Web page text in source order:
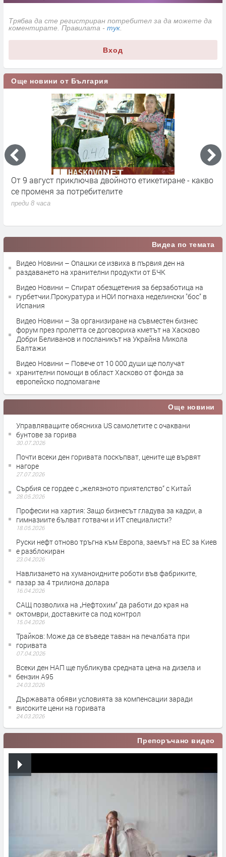
Трябва да сте регистриран потребител за да можете да
коментирате. Правилата - тук
Вход
Още новини от България
От 9 август приключва двойното етикетиране - какво
се променя за потребителите
преди 8 часа
Видеа по темата
Видео Новини – Опашки се извиха в първия ден на
раздаването на хранителни продукти от БЧК
Видео Новини – Спират обезщетения за берзаботица на
гурбетчии.Прокуратура и НОИ погнаха неделински "бос" в
Испания
Видео Новини – За организиране на съвместен бизнес
форум през пролетта се договориха кметът на Хасково
Добри Беливанов и посланикът на Украйна Микола
Балтажи
Видео Новини – Повече от 10 000 души ще получат
хранителни помощи в област Хасково от фонда за
европейско подпомагане
Още новини
Управляващите обясниха US самолетите с очаквани
бунтове за горива
30.07.2026
Почти всеки ден горивата поскъпват, цените ще вървят
нагоре
27.07.2026
Сърбия се гордее с „желязното приятелство“ с Китай
28.05.2026
Професии на хартия: Защо бизнесът гладува за кадри, а
гимназиите бълват готвачи и ИТ специалисти?
18.05.2026
Руски нефт отново тръгна към Европа, заемът на ЕС за Киев
е разблокиран
23.04.2026
Навлизането на хуманоидните роботи във фабриките,
пазар за 4 трилиона долара
16.04.2026
САЩ позволиха на „Нефтохим“ да работи до края на
октомври, доставките са под контрол
15.04.2026
Трайков: Може да се въведе таван на печалбата при
горивата
07.04.2026
Всеки ден НАП ще публикува средната цена на дизела и
бензин А95
24.03.2026
Държавата обяви условията за компенсации заради
високите цени на горивата
24.03.2026
Препоръчано видео